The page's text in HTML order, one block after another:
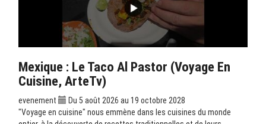
Mexique : Le Taco Al Pastor (Voyage En
Cuisine, ArteTv)
evenement
Du 5 août 2026 au 19 octobre 2028
"Voyage en cuisine" nous emmène dans les cuisines du monde